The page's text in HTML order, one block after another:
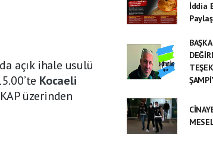
açık ihale usulü
Kocaeli
üzerinden
İddia